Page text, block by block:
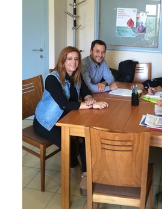
Ημερήσιας
Φροντίδας
Ηλικιωμένων
(Κ.Η.Φ.Η.)
Κ.Δ.Α.Π.Α.μεΑ.
Αδειοδότηση
&
Έλεγχος
Βρεφονηπιακών
Σταθμών
Δημοτικό
Ιατρείο
Ξενώνας
Φιλοξενίας
Γυναικών